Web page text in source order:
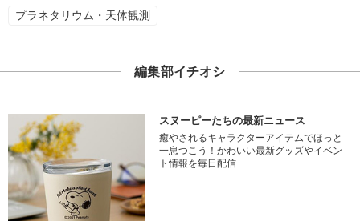
プラネタリウム・天体観測
編集部イチオシ
スヌーピーたちの最新ニュース
癒やされるキャラクターアイテムでほっと
一息つこう！かわいい最新グッズやイベン
ト情報を毎日配信